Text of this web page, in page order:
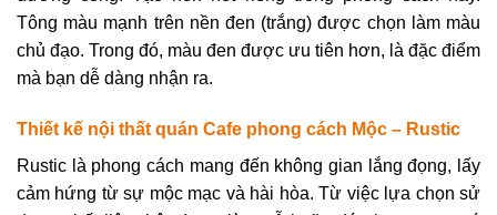
Tông màu mạnh trên nền đen (trắng) được chọn làm màu
chủ đạo. Trong đó, màu đen được ưu tiên hơn, là đặc điểm
mà bạn dễ dàng nhận ra.
Thiết kế nội thất quán Cafe phong cách Mộc – Rustic
Rustic là phong cách mang đến không gian lắng đọng, lấy
cảm hứng từ sự mộc mạc và hài hòa. Từ việc lựa chọn sử